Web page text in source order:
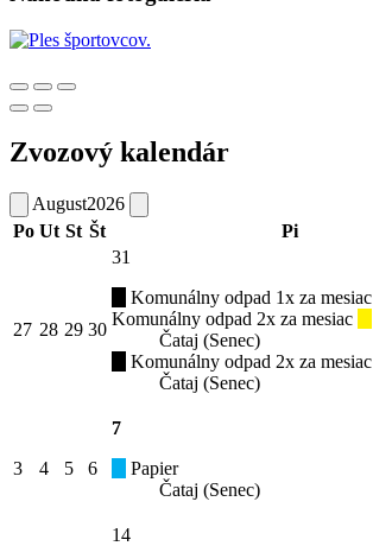
Zvozový kalendár
August2026
Po Ut St Št Pi
27 28 29 30
31
Komunálny odpad 1x za mesiac
Komunálny odpad 2x za mesiac
Čataj (Senec)
Komunálny odpad 2x za mesiac
Čataj (Senec)
3 4 5 6
7
Papier
Čataj (Senec)
14